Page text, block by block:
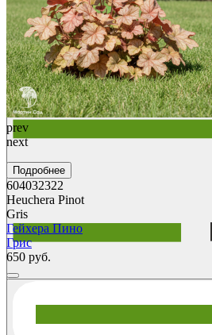
prev
next
Подробнее
604032322
Heuchera Pinot
Gris
Гейхера Пино
Грис
650 руб.